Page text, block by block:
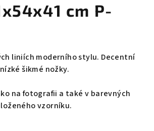
cm P-
liniích moderního stylu. Decentní
šikmé nožky.
na fotografii a také v barevných
vzorníku.